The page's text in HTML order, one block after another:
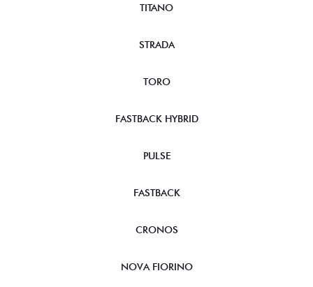
TITANO
STRADA
TORO
FASTBACK HYBRID
PULSE
FASTBACK
CRONOS
NOVA FIORINO